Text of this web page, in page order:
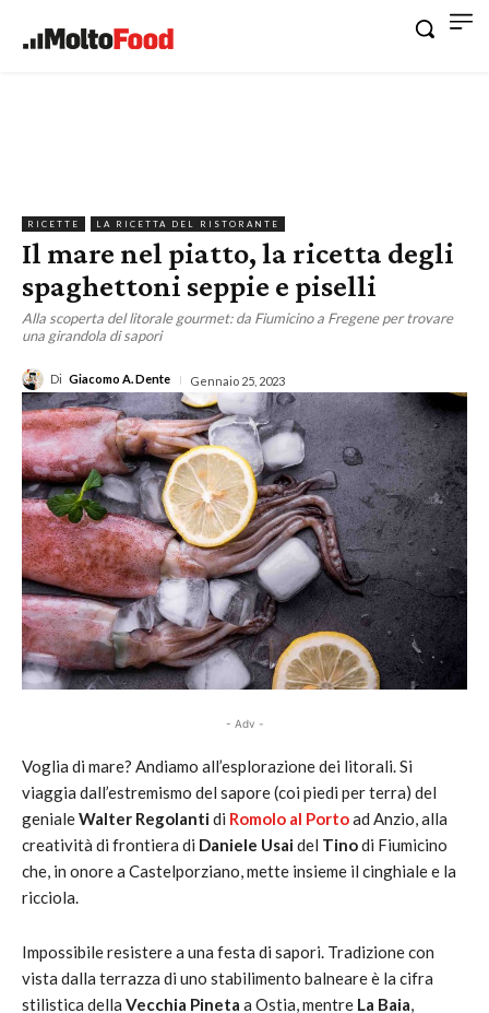
RICETTE LA RICETTA DEL RISTORANTE
Il mare nel piatto, la ricetta degli
spaghettoni seppie e piselli
Alla scoperta del litorale gourmet: da Fiumicino a Fregene per trovare
una girandola di sapori
Di Giacomo A. Dente Gennaio 25, 2023
- Adv -
Voglia di mare? Andiamo all’esplorazione dei litorali. Si
viaggia dall’estremismo del sapore (coi piedi per terra) del
genialeWalter Regolantidi Romolo al Portoad Anzio, alla
creatività di frontiera di Daniele Usaidel Tinodi Fiumicino
che, in onore a Castelporziano, mette insieme il cinghiale e la
ricciola.
Impossibile resistere a una festa di sapori. Tradizione con
vista dalla terrazza di uno stabilimento balneare è la cifra
stilistica della Vecchia Pineta a Ostia, mentre La Baia,